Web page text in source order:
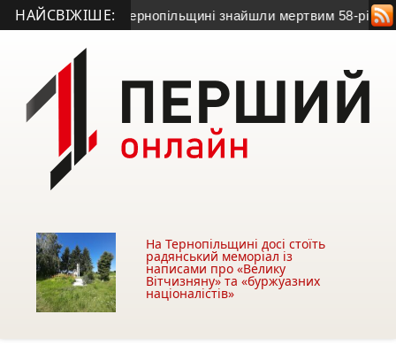
НАЙСВІЖІШЕ:
на Тернопільщині знайшли мертвим 58-річного
На Тернопільщині досі стоїть
радянський меморіал із
написами про «Велику
Вітчизняну» та «буржуазних
націоналістів»